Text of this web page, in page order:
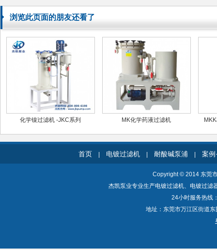
浏览此页面的朋友还看了
化学镍过滤机 -JKC系列 MK化学药液过滤机
首页 电镀过滤机 耐酸碱泵浦 案例
Copyright © 2014 东莞
杰凯泵业专业生产电镀过滤机、电镀过滤
24小时服务热线
地址：东莞市万江区街道